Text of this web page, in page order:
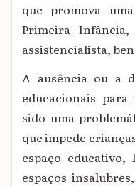
que promova
Primeira
assistencialista,
A ausência ou a
educacionais
sido uma
que impede
espaço educativo,
espaços